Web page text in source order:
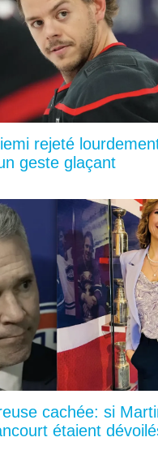
rejeté
geste glaçant
cachée: si
étaient